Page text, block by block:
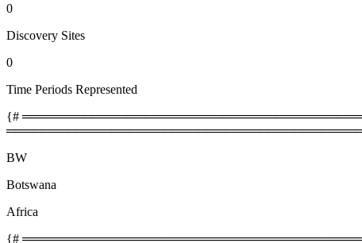
0
Discovery Sites
0
Time Periods Represented
{#
BW
Botswana
Africa
{#